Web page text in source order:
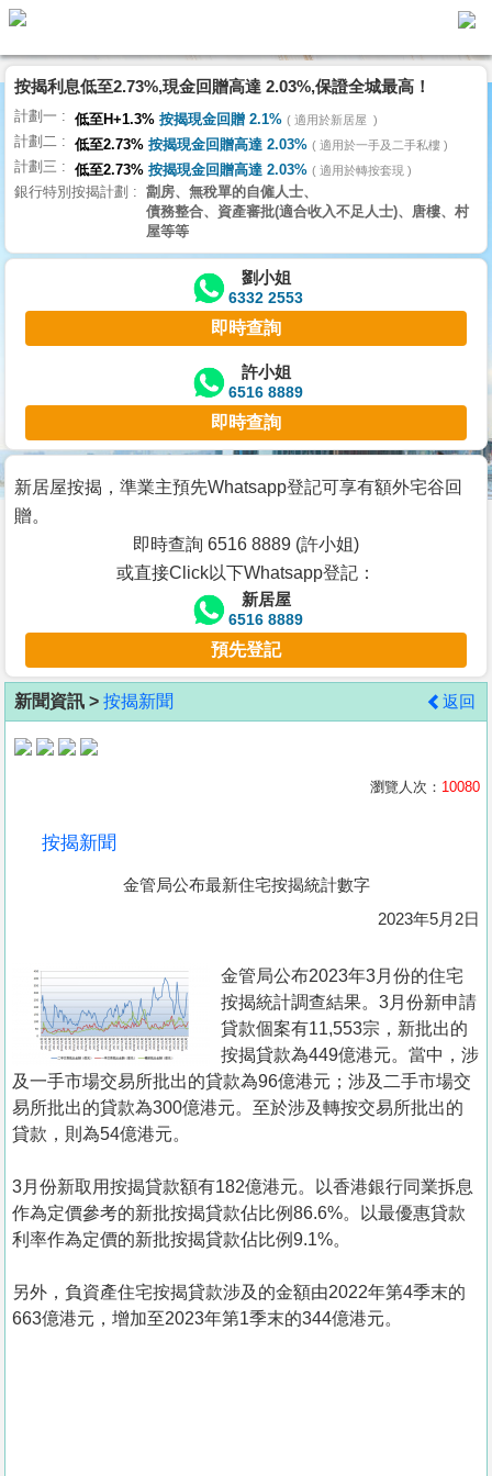
代
理
主
頁
搵
樓/
交
業
主
宅
谷
按
客
地
產
置
業
冊
關
我
們
按揭利息低至2.73%,現金回贈高達 2.03%,保證全城最高！
計劃一 低至H+1.3% 按揭現金回贈 2.1% 適用於新居屋
計劃二 低至2.73% 按揭現金回贈高達 2.03% 適用於一手及二手私樓
計劃三 低至2.73% 按揭現金回贈高達 2.03% 適用於轉按套現
銀行特別按揭計劃
劏房、無稅單的自僱人士、
債務整合、資產審批(適合收入不足人士)、唐樓、村
屋等等
劉小姐
6332 2553
即時查詢
許小姐
6516 8889
即時查詢
新居屋按揭，準業主預先Whatsapp登記可享有額外宅谷回
贈。
即時查詢 6516 8889 (許小姐)
或直接Click以下Whatsapp登記：
新居屋
6516 8889
預先登記
新聞資訊 > 按揭新聞 返回
瀏覽人次： 10080
按揭新聞
金管局公布最新住宅按揭統計數字
2023年5月2日
金管局公布2023年3月份的住宅
按揭統計調查結果。3月份新申請
貸款個案有11,553宗，新批出的
按揭貸款為449億港元。當中，涉
及一手市場交易所批出的貸款為96億港元；涉及二手市場交
易所批出的貸款為300億港元。至於涉及轉按交易所批出的
貸款，則為54億港元。
3月份新取用按揭貸款額有182億港元。以香港銀行同業拆息
作為定價參考的新批按揭貸款佔比例86.6%。以最優惠貸款
利率作為定價的新批按揭貸款佔比例9.1%。
另外，負資產住宅按揭貸款涉及的金額由2022年第4季末的
663億港元，增加至2023年第1季末的344億港元。